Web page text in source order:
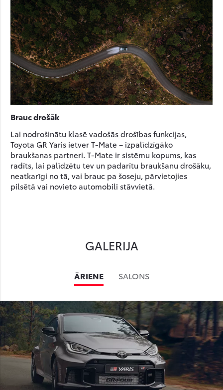
Brauc drošāk
Lai nodrošinātu klasē vadošās drošības funkcijas,
Toyota GR Yaris ietver T-Mate – izpalīdzīgāko
braukšanas partneri. T-Mate ir sistēmu kopums, kas
radīts, lai palīdzētu tev un padarītu braukšanu drošāku,
neatkarīgi no tā, vai brauc pa šoseju, pārvietojies
pilsētā vai novieto automobili stāvvietā.
GALERIJA
ĀRIENE SALONS